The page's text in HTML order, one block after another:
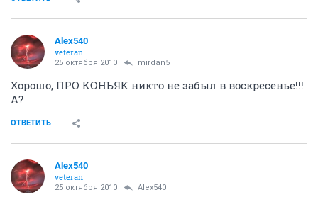
Alex540
veteran
25 октября 2010 mirdan5
Хорошо, ПРО КОНЬЯК никто не забыл в воскресенье!!!
А?
ОТВЕТИТЬ
Alex540
veteran
25 октября 2010 Alex540